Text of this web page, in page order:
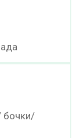
бочки/